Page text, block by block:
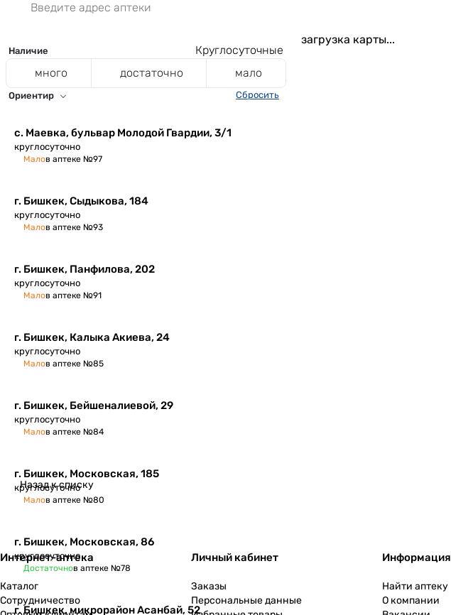
Наличие
Круглосуточные
много
достаточно мало
Ориентир Сбросить
с. Маевка, ​бульвар Молодой Гвардии, 3/1
круглосуточно
Малов аптеке №97
г. Бишкек, Сыдыкова, 184
круглосуточно
Малов аптеке №93
г. Бишкек, Панфилова, 202
круглосуточно
Малов аптеке №91
г. Бишкек, Калыка Акиева, 24
круглосуточно
Малов аптеке №85
г. Бишкек, Бейшеналиевой, 29
круглосуточно
Малов аптеке №84
г. Бишкек, Московская, 185
круглосуточно
Малов аптеке №80
г. Бишкек, Московская, 86
круглосуточно
Достаточнов аптеке №78
г. Бишкек, микрорайон Асанбай, 52
загрузка карты...
Назад к списку
Интернет-аптека
Каталог
Сотрудничество
Личный кабинет
Заказы
Персональные данные
Информация
Найти аптеку
О компании